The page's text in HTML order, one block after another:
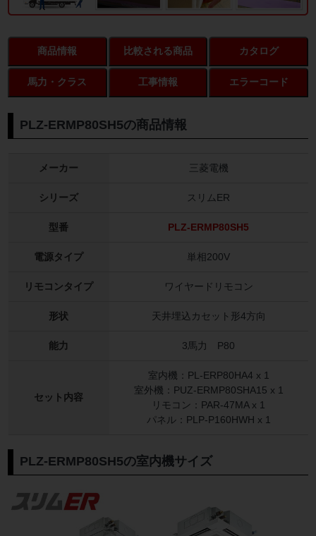
商品情報 比較される商品 カタログ
馬力・クラス 工事情報 エラーコード
PLZ-ERMP80SH5の商品情報
メーカー 三菱電機
シリーズ スリムER
型番 PLZ-ERMP80SH5
電源タイプ 単相200V
リモコンタイプ ワイヤードリモコン
形状 天井埋込カセット形4方向
能力 3馬力 P80
セット内容
室内機：PL-ERP80HA4 x 1
室外機：PUZ-ERMP80SHA15 x 1
リモコン：PAR-47MA x 1
パネル：PLP-P160HWH x 1
PLZ-ERMP80SH5の室内機サイズ